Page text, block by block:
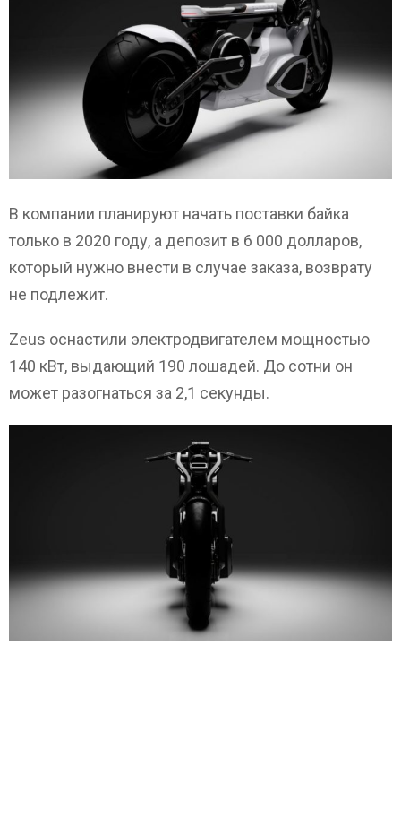
В компании планируют начать поставки байка
только в 2020 году, а депозит в 6 000 долларов,
который нужно внести в случае заказа, возврату
не подлежит.
Zeus оснастили электродвигателем мощностью
140 кВт, выдающий 190 лошадей. До сотни он
может разогнаться за 2,1 секунды.